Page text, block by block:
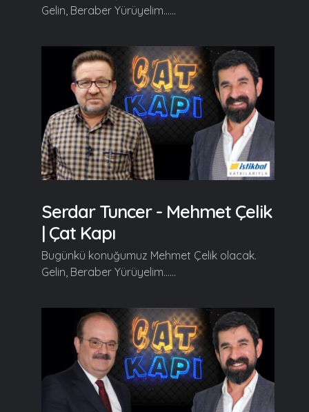
Gelin, Beraber Yürüyelim......
Serdar Tuncer - Mehmet Çelik
| Çat Kapı
Bugünkü konuğumuz Mehmet Çelik olacak.
Gelin, Beraber Yürüyelim......